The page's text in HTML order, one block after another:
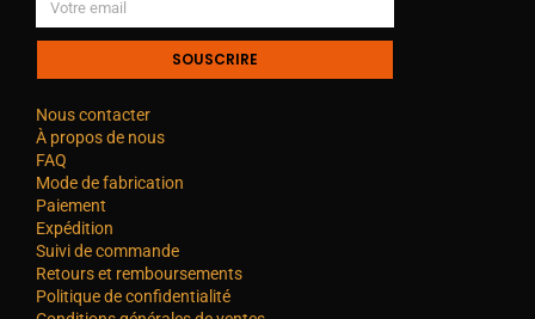
SOUSCRIRE
Nous contacter
À propos de nous
FAQ
Mode de fabrication
Paiement
Expédition
Suivi de commande
Retours et remboursements
Politique de confidentialité